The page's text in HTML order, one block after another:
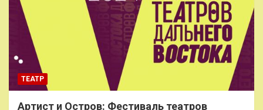
ТЕАТР
Артист и Остров: Фестиваль театров